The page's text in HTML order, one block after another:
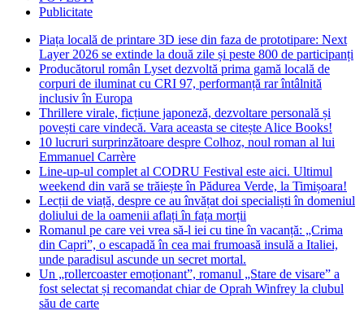
Publicitate
Piața locală de printare 3D iese din faza de prototipare: Next
Layer 2026 se extinde la două zile și peste 800 de participanți
Producătorul român Lyset dezvoltă prima gamă locală de
corpuri de iluminat cu CRI 97, performanță rar întâlnită
inclusiv în Europa
Thrillere virale, ficțiune japoneză, dezvoltare personală și
povești care vindecă. Vara aceasta se citește Alice Books!
10 lucruri surprinzătoare despre Colhoz, noul roman al lui
Emmanuel Carrère
Line-up-ul complet al CODRU Festival este aici. Ultimul
weekend din vară se trăiește în Pădurea Verde, la Timișoara!
Lecții de viață, despre ce au învățat doi specialiști în domeniul
doliului de la oamenii aflați în fața morții
Romanul pe care vei vrea să-l iei cu tine în vacanță: „Crima
din Capri”, o escapadă în cea mai frumoasă insulă a Italiei,
unde paradisul ascunde un secret mortal.
Un „rollercoaster emoționant”, romanul „Stare de visare” a
fost selectat și recomandat chiar de Oprah Winfrey la clubul
său de carte